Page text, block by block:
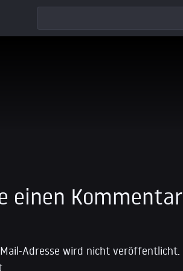
einen Kommentar
Mail-Adresse wird nicht veröffentlicht.